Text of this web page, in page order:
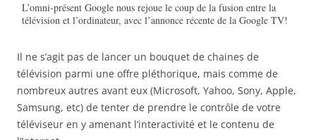
L’omni-présent Google nous rejoue le coup de la fusion entre la
télévision et l’ordinateur, avec l’annonce récente de la Google TV!
Il ne s’agit pas de lancer un bouquet de chaines de
télévision parmi une offre pléthorique, mais comme de
nombreux autres avant eux (Microsoft, Yahoo, Sony, Apple,
Samsung, etc) de tenter de prendre le contrôle de votre
téléviseur en y amenant l’interactivité et le contenu de